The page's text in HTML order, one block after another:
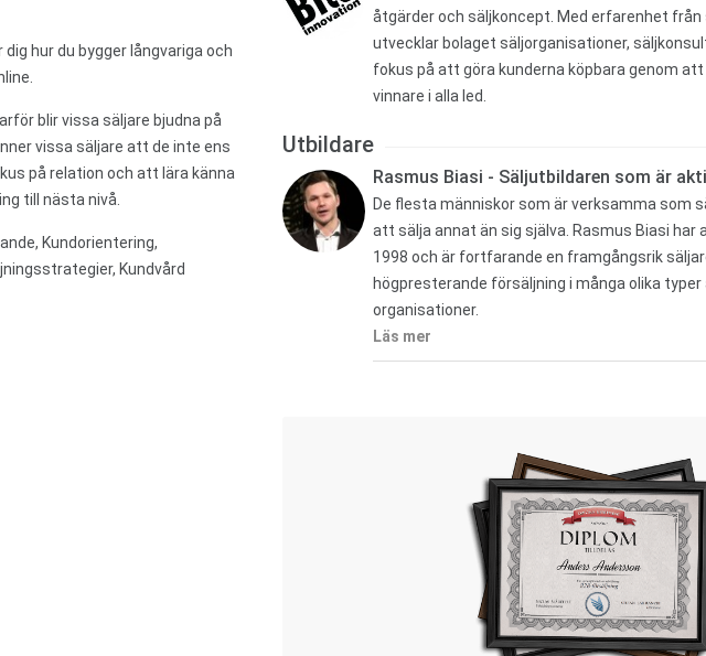
hur du bygger långvariga och
blir vissa säljare bjudna på
vissa säljare att de inte ens
på relation och att lära känna
till nästa nivå.
Kundorientering,
Kundvård
åtgärder och säljkoncept. Med erfarenhet
utvecklar bolaget säljorganisationer,
fokus på att göra kunderna köpbara genom
vinnare i alla led.
Utbildare
Rasmus Biasi - Säljutbildaren som är
De flesta människor som är verksamma som
att sälja annat än sig själva. Rasmus Biasi har
1998 och är fortfarande en framgångsrik
högpresterande försäljning i många olika typer
organisationer.
Läs mer